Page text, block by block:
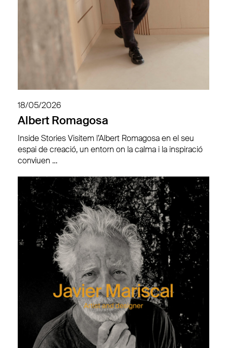
Albert Romagosa
18/05/2026
Inside Stories Visitem l’Albert Romagosa en el seu
espai de creació, un entorn on la calma i la inspiració
conviuen …